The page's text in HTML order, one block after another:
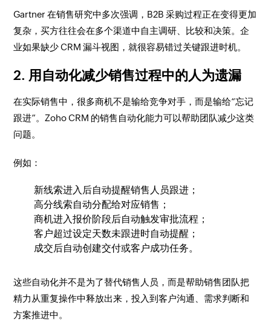
Gartner 在销售研究中多次强调，B2B 采购过程正在变得更加
复杂，买方往往会在多个渠道中自主调研、比较和决策。企
业如果缺少 CRM 漏斗视图，就很容易错过关键跟进时机。
2. 用自动化减少销售过程中的人为遗漏
在实际销售中，很多商机不是输给竞争对手，而是输给“忘记
跟进”。Zoho CRM 的销售自动化能力可以帮助团队减少这类
问题。
例如：
新线索进入后自动提醒销售人员跟进；
高分线索自动分配给对应销售；
商机进入报价阶段后自动触发审批流程；
客户超过设定天数未跟进时自动提醒；
成交后自动创建交付或客户成功任务。
这些自动化并不是为了替代销售人员，而是帮助销售团队把
精力从重复操作中释放出来，投入到客户沟通、需求判断和
方案推进中。